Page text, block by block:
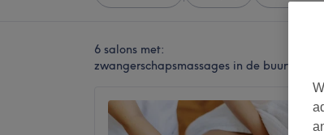
6 salons met:
zwangerschapsmassages in de buurt van